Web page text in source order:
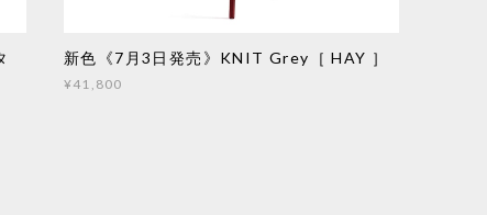
新色《7月3日発売》KNIT Grey［ HAY ］
¥41,800